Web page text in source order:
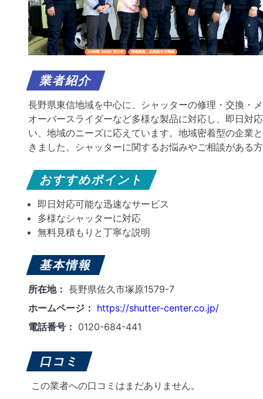
業者紹介
長野県東信地域を中心に、シャッターの修理・交換・
オーバースライダーなど多様な製品に対応し、即日対
い、地域のニーズに応えています。地域密着型の企業
きました。シャッターに関するお悩みやご相談がある
おすすめポイント
即日対応可能な迅速なサービス
多様なシャッターに対応
無料見積もりと丁寧な説明
基本情報
所在地： 長野県佐久市塚原1579-7
ホームページ： https://shutter-center.co.jp/
電話番号： 0120-684-441
口コミ
この業者への口コミはまだありません。